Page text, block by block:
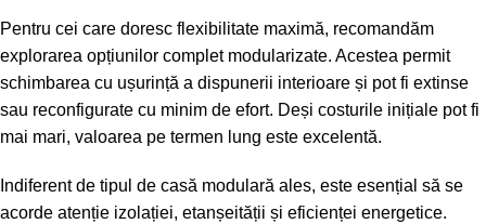
Pentru cei care doresc flexibilitate maximă, recomandăm
explorarea opțiunilor complet modularizate. Acestea permit
schimbarea cu ușurință a dispunerii interioare și pot fi extinse
sau reconfigurate cu minim de efort. Deși costurile inițiale pot fi
mai mari, valoarea pe termen lung este excelentă.
Indiferent de tipul de casă modulară ales, este esențial să se
acorde atenție izolației, etanșeității și eficienței energetice.